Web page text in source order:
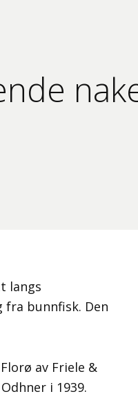
langs
fra bunnfisk. Den
av Friele &
i 1939.